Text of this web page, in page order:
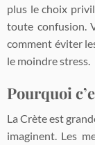
plus le choix
toute confusion.
comment éviter
le moindre stress.
Pourquoi
La Crète est
imaginent. Les